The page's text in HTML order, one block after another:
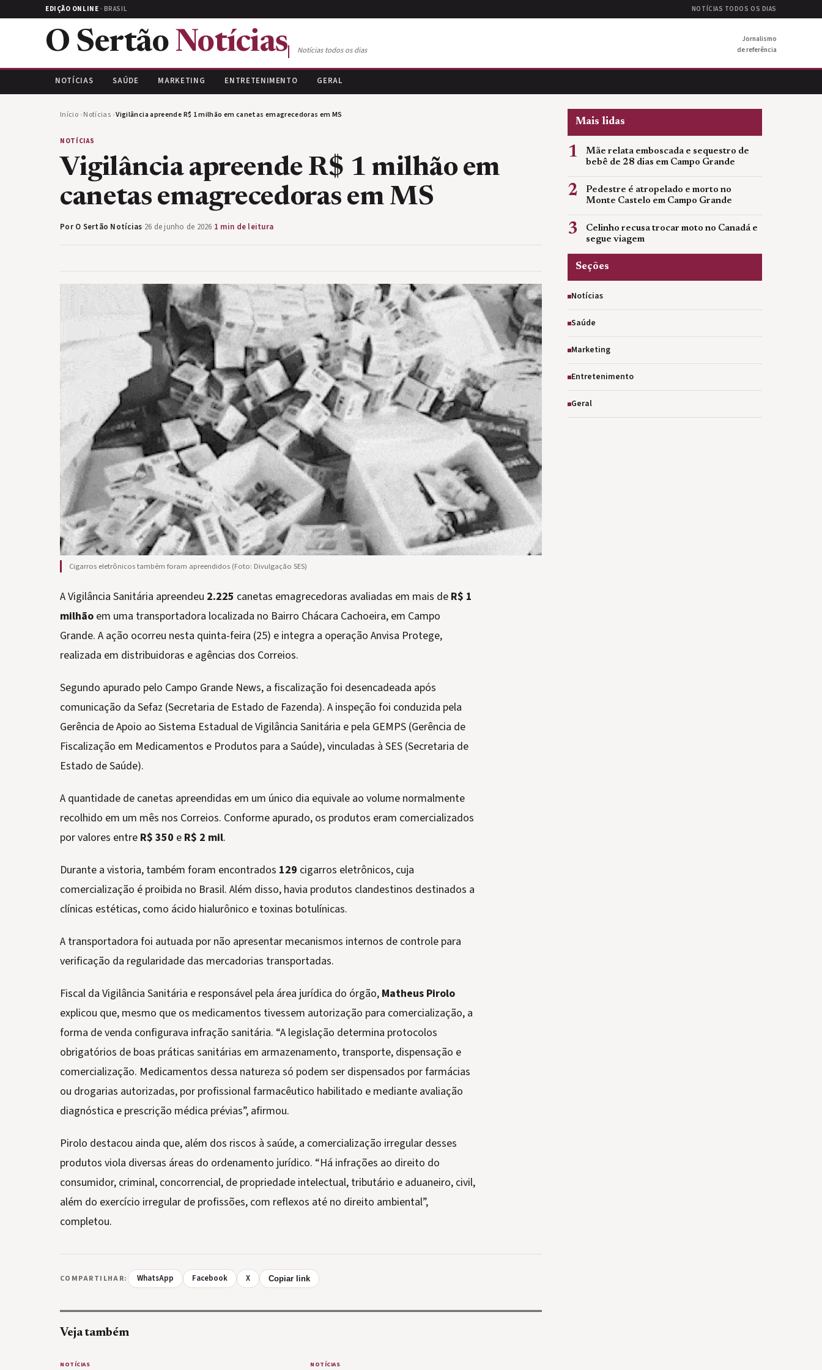
EDIÇÃO ONLINE · BRASIL NOTÍCIAS TODOS OS DIAS
O Sertão Notícias Notícias todos os dias
Jornalismo
de referência
NOTÍCIAS SAÚDE MARKETING ENTRETENIMENTO GERAL
Início ›Notícias ›Vigilância apreende R$ 1 milhão em canetas emagrecedoras em MS
NOTÍCIAS
Vigilância apreende R$ 1 milhão em
canetas emagrecedoras em MS
Por O Sertão Notícias·26 de junho de 2026·1 min de leitura
Cigarros eletrônicos também foram apreendidos (Foto: Divulgação SES)
A Vigilância Sanitária apreendeu 2.225 canetas emagrecedoras avaliadas em mais de R$ 1
milhão em uma transportadora localizada no Bairro Chácara Cachoeira, em Campo
Grande. A ação ocorreu nesta quinta-feira (25) e integra a operação Anvisa Protege,
realizada em distribuidoras e agências dos Correios.
Segundo apurado pelo Campo Grande News, a fiscalização foi desencadeada após
comunicação da Sefaz (Secretaria de Estado de Fazenda). A inspeção foi conduzida pela
Gerência de Apoio ao Sistema Estadual de Vigilância Sanitária e pela GEMPS (Gerência de
Fiscalização em Medicamentos e Produtos para a Saúde), vinculadas à SES (Secretaria de
Estado de Saúde).
A quantidade de canetas apreendidas em um único dia equivale ao volume normalmente
recolhido em um mês nos Correios. Conforme apurado, os produtos eram comercializados
por valores entre R$ 350 e R$ 2 mil.
Durante a vistoria, também foram encontrados 129 cigarros eletrônicos, cuja
comercialização é proibida no Brasil. Além disso, havia produtos clandestinos destinados a
clínicas estéticas, como ácido hialurônico e toxinas botulínicas.
A transportadora foi autuada por não apresentar mecanismos internos de controle para
verificação da regularidade das mercadorias transportadas.
Fiscal da Vigilância Sanitária e responsável pela área jurídica do órgão, Matheus Pirolo
explicou que, mesmo que os medicamentos tivessem autorização para comercialização, a
forma de venda configurava infração sanitária. “A legislação determina protocolos
obrigatórios de boas práticas sanitárias em armazenamento, transporte, dispensação e
comercialização. Medicamentos dessa natureza só podem ser dispensados por farmácias
ou drogarias autorizadas, por profissional farmacêutico habilitado e mediante avaliação
diagnóstica e prescrição médica prévias”, afirmou.
Pirolo destacou ainda que, além dos riscos à saúde, a comercialização irregular desses
produtos viola diversas áreas do ordenamento jurídico. “Há infrações ao direito do
consumidor, criminal, concorrencial, de propriedade intelectual, tributário e aduaneiro, civil,
além do exercício irregular de profissões, com reflexos até no direito ambiental”,
completou.
COMPARTILHAR: WhatsApp Facebook X Copiar link
Veja também
NOTÍCIAS NOTÍCIAS
Mais lidas
1
Mãe relata emboscada e sequestro de
bebê de 28 dias em Campo Grande
2
Pedestre é atropelado e morto no
Monte Castelo em Campo Grande
3
Celinho recusa trocar moto no Canadá e
segue viagem
Seções
Notícias
Saúde
Marketing
Entretenimento
Geral